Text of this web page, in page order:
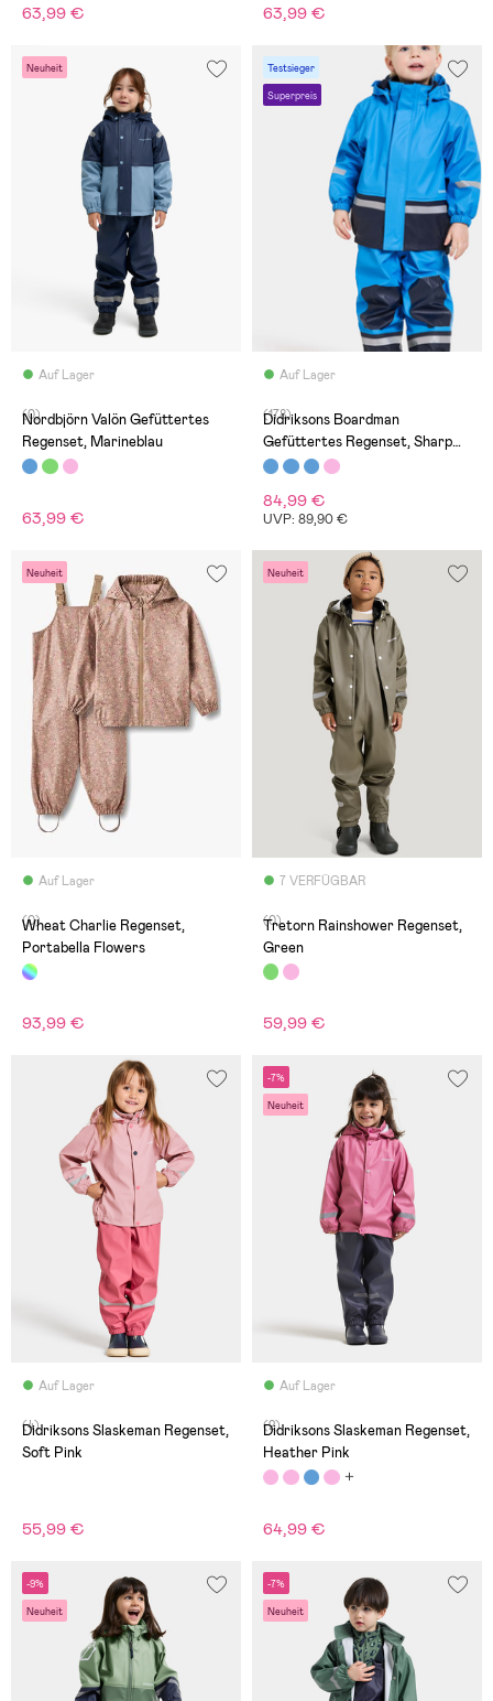
63,99 € 63,99 €
Neuheit
Auf Lager
(0)
Nordbjörn Valön Gefüttertes
Regenset, Marineblau
63,99 €
Testsieger
Superpreis
Auf Lager
(178)
Didriksons Boardman
Gefüttertes Regenset, Sharp
Blue
84,99 €
UVP: 89,90 €
Neuheit
Auf Lager
(0)
Wheat Charlie Regenset,
Portabella Flowers
93,99 €
Neuheit
7 VERFÜGBAR
(0)
Tretorn Rainshower Regenset,
Green
59,99 €
Auf Lager
(4)
Didriksons Slaskeman Regenset,
Soft Pink
55,99 €
-7%
Neuheit
Auf Lager
(2)
Didriksons Slaskeman Regenset,
Heather Pink
64,99 €
-9%
Neuheit
-7%
Neuheit